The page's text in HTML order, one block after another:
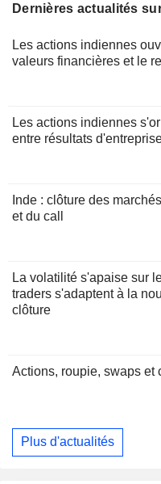
Dernières actualités
Les actions indiennes
valeurs financières et le
Les actions indiennes
entre résultats
Inde : clôture des
et du call
La volatilité s'apaise sur
traders s'adaptent à la
clôture
Actions, roupie, swaps et
Plus d'actualités